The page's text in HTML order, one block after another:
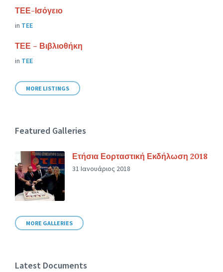
ΤΕΕ-Ισόγειο
in ΤΕΕ
ΤΕΕ – Βιβλιοθήκη
in ΤΕΕ
MORE LISTINGS
Featured Galleries
Ετήσια Εορταστική Εκδήλωση 2018
31 Ιανουάριος 2018
MORE GALLERIES
Latest Documents